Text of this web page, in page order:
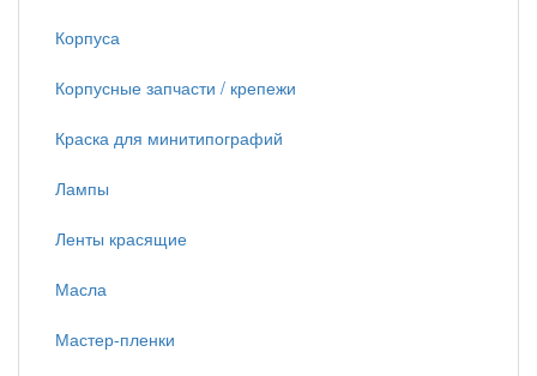
Корпуса
Корпусные запчасти / крепежи
Краска для минитипографий
Лампы
Ленты красящие
Масла
Мастер-пленки